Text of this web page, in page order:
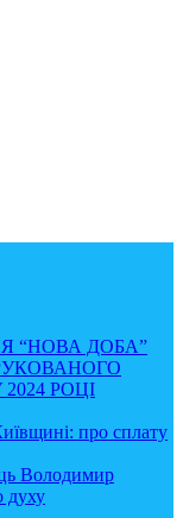
“НОВА ДОБА”
РОЦІ
про сплату
Володимир
духу